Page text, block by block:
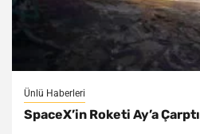
Ünlü Haberleri
SpaceX’in Roketi Ay’a Çarptı